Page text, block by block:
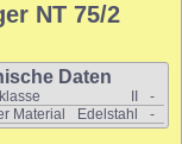
NT 75/2
Daten
-
Material
Edelstahl -